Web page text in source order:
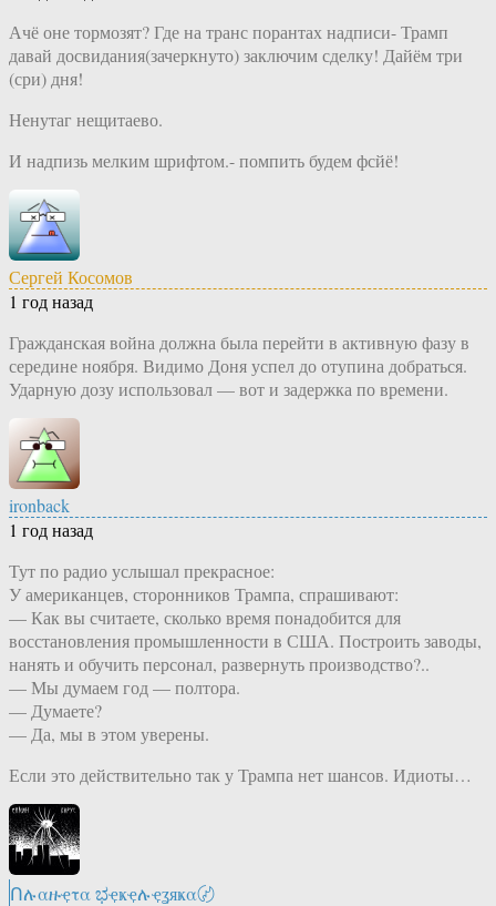
Ачё оне тормозят? Где на транс порантах надписи- Трамп
давай досвидания(зачеркнуто) заключим сделку! Дайём три
(сри) дня!
Ненутаг нещитаево.
И надпизь мелким шрифтом.- помпить будем фсйё!
Сергей Косомов
1 год назад
Гражданская война должна была перейти в активную фазу в
середине ноября. Видимо Доня успел до отупина добраться.
Ударную дозу использовал — вот и задержка по времени.
ironback
1 год назад
Тут по радио услышал прекрасное:
У американцев, сторонников Трампа, спрашивают:
— Как вы считаете, сколько время понадобится для
восстановления промышленности в США. Построить заводы,
нанять и обучить персонал, развернуть производство?..
— Мы думаем год — полтора.
— Думаете?
— Да, мы в этом уверены.
Если это действительно так у Трампа нет шансов. Идиоты…
Ոሉαዙҿτα ಭҿҝҿሉҿʓяҝα〄